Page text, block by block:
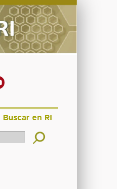
Buscar en RI